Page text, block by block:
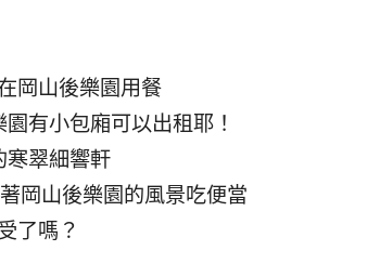
岡山後樂園用餐
有小包廂可以出租耶！
寒翠細響軒
岡山後樂園的風景吃便當
了嗎？